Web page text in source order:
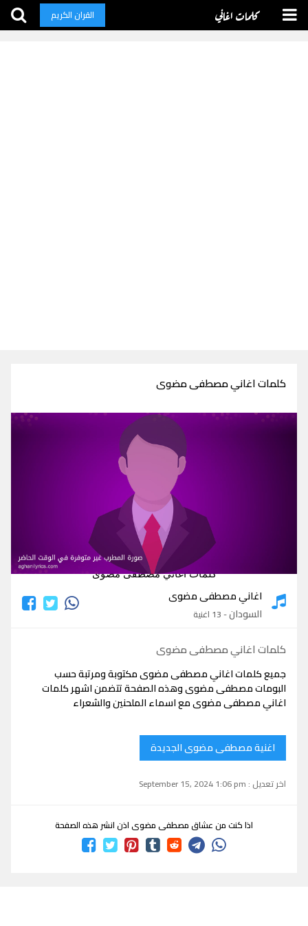
كلمات اغاني القران الكريم
كلمات اغاني مصطفى مضوى
كلمات اغاني مصطفى مضوى
اغاني مصطفى مضوى
السودان- 13 اغنية
كلمات اغاني مصطفى مضوى
جميع كلمات اغاني مصطفى مضوى مكتوبة ومرتبة حسب
البومات مصطفى مضوى وهذه الصفحة تتضمن اشهر كلمات
اغاني مصطفى مضوى مع اسماء الملحنين والشعراء
اغنية مصطفى مضوى الجديدة
اخر تعديل : September 15, 2024 1:06 pm
اذا كنت من عشاق مصطفى مضوى اذن انشر هذه الصفحة